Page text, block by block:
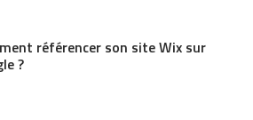
référencer son site Wix sur
?